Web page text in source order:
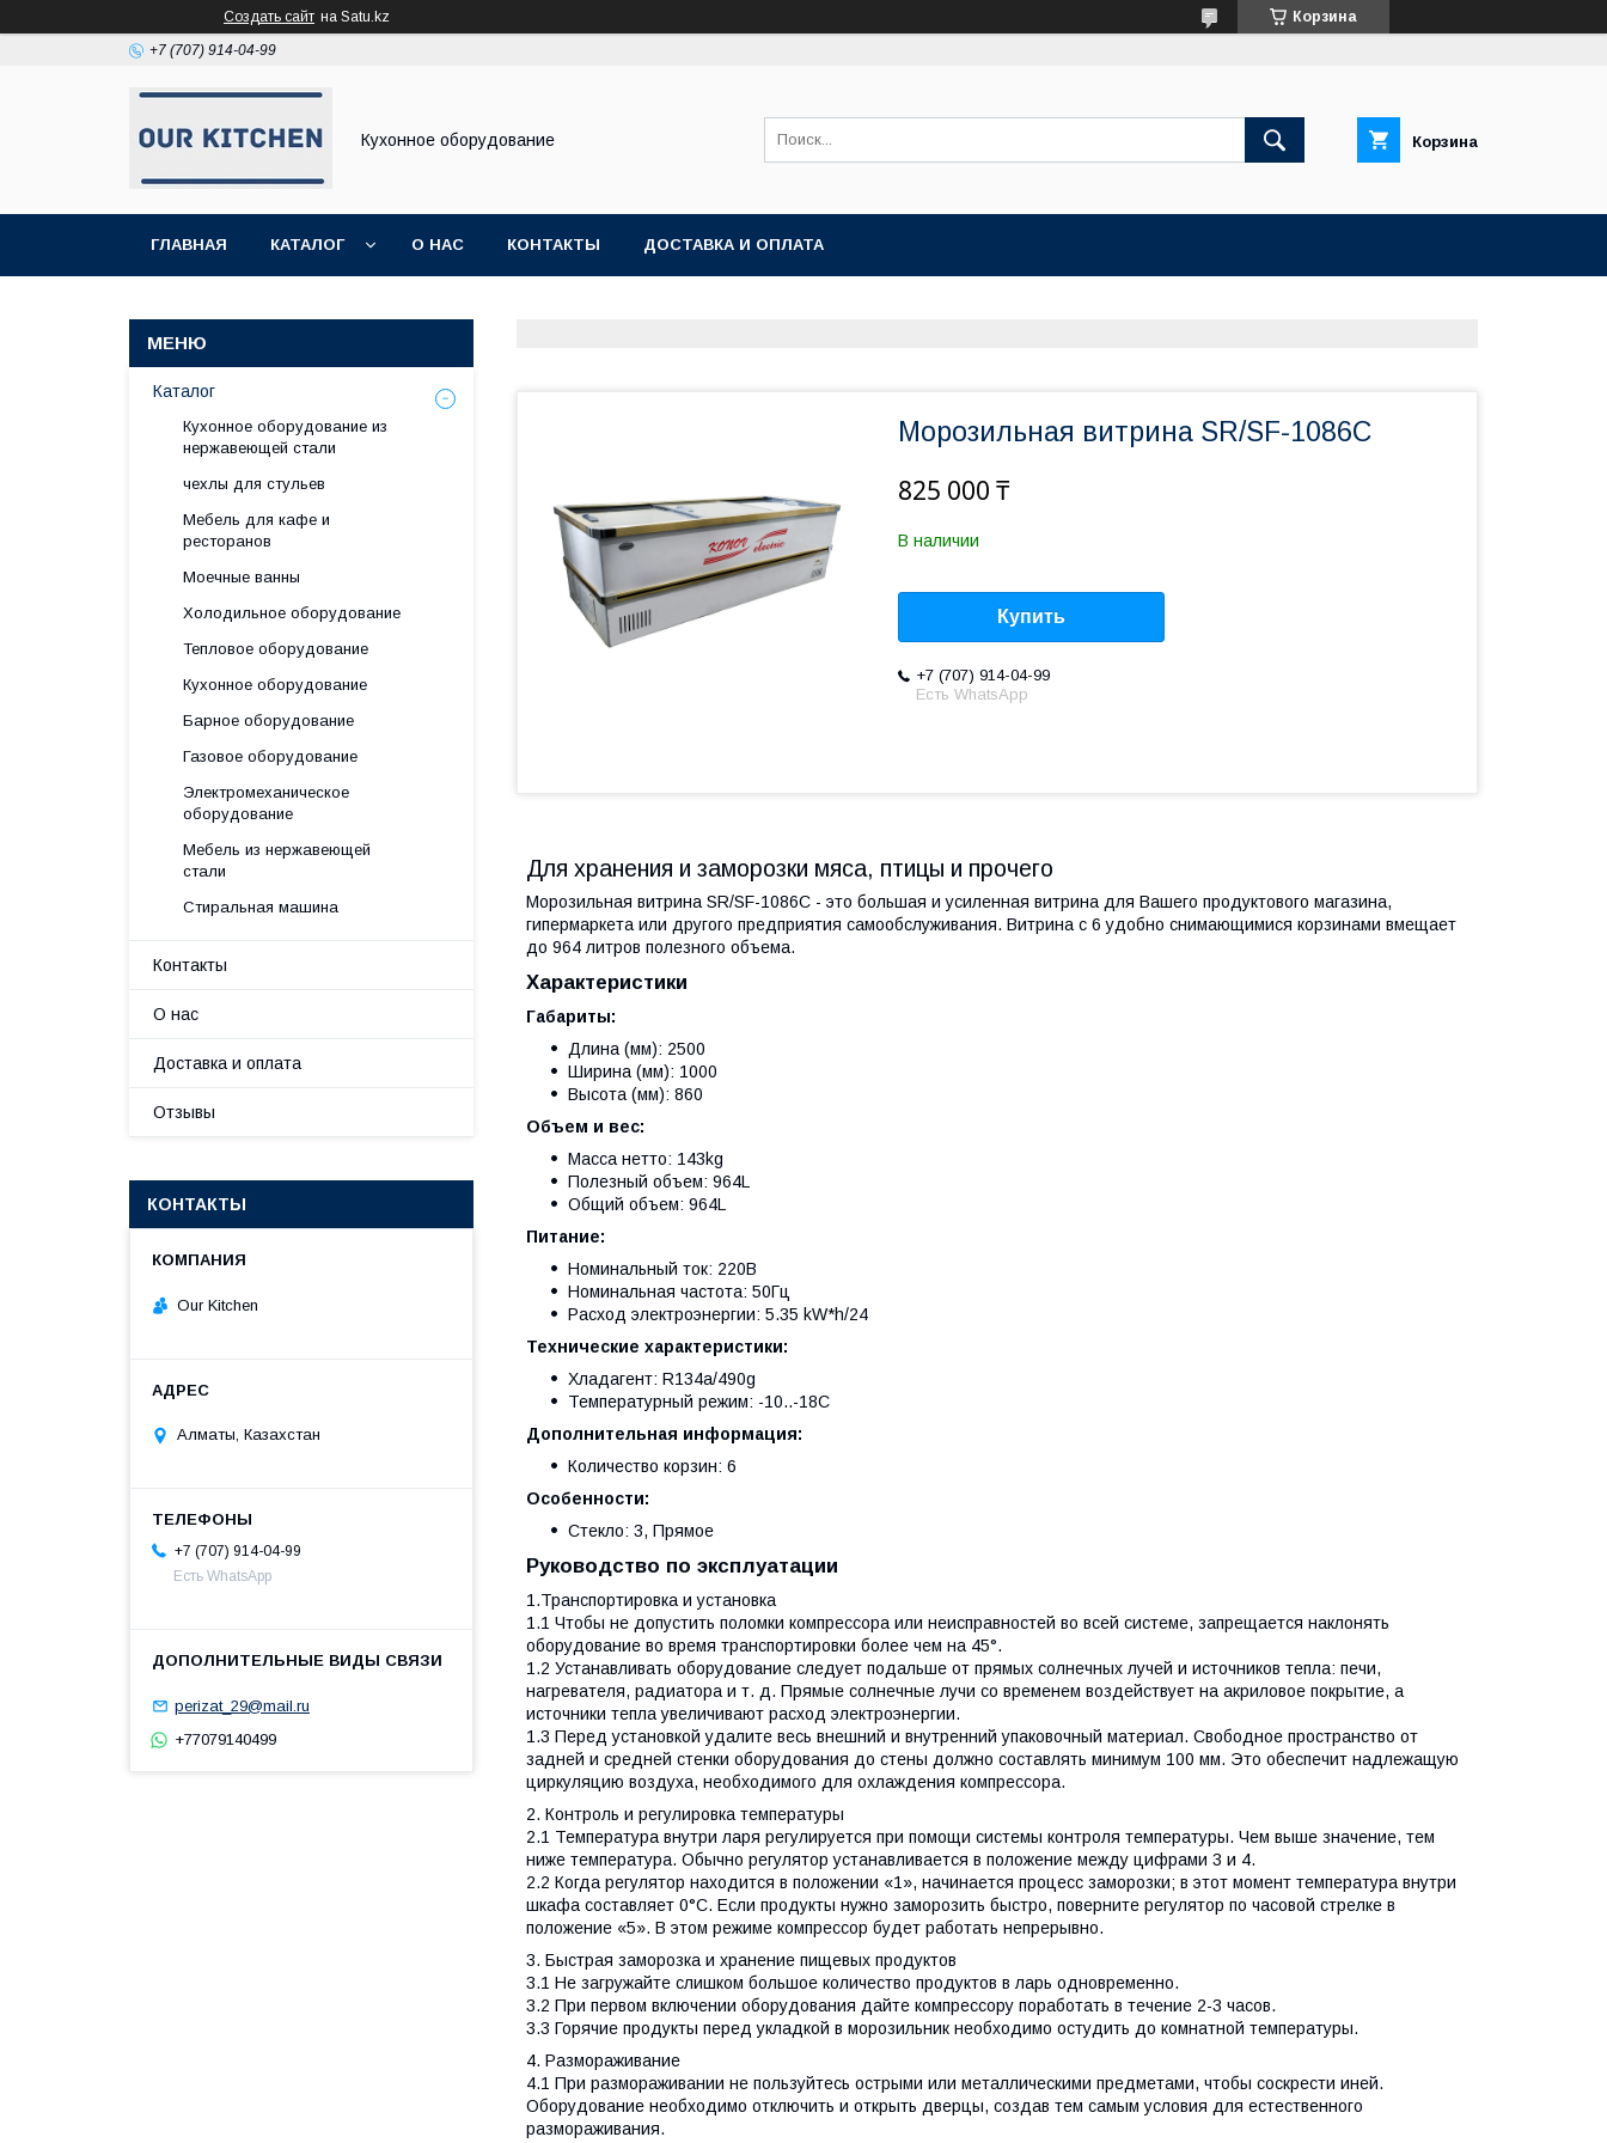
Создать сайт на Satu.kz Корзина
+7 (707) 914-04-99
Кухонное оборудование Корзина
ГЛАВНАЯ КАТАЛОГ О НАС КОНТАКТЫ ДОСТАВКА И ОПЛАТА
Морозильная витрина SR/SF-1086C
825 000 ₸
В наличии
Купить
+7 (707) 914-04-99
Есть WhatsApp
Для хранения и заморозки мяса, птицы и прочего
Морозильная витрина SR/SF-1086C - это большая и усиленная витрина для Вашего продуктового магазина,
гипермаркета или другого предприятия самообслуживания. Витрина с 6 удобно снимающимися корзинами вмещает
до 964 литров полезного объема.
Характеристики
Габариты:
Длина (мм): 2500
Ширина (мм): 1000
Высота (мм): 860
Объем и вес:
Масса нетто: 143kg
Полезный объем: 964L
Общий объем: 964L
Питание:
Номинальный ток: 220В
Номинальная частота: 50Гц
Расход электроэнергии: 5.35 kW*h/24
Технические характеристики:
Хладагент: R134a/490g
Температурный режим: -10..-18C
Дополнительная информация:
Количество корзин: 6
Особенности:
Стекло: 3, Прямое
Руководство по эксплуатации
1.Транспортировка и установка
1.1 Чтобы не допустить поломки компрессора или неисправностей во всей системе, запрещается наклонять
оборудование во время транспортировки более чем на 45°.
1.2 Устанавливать оборудование следует подальше от прямых солнечных лучей и источников тепла: печи,
нагревателя, радиатора и т. д. Прямые солнечные лучи со временем воздействует на акриловое покрытие, а
источники тепла увеличивают расход электроэнергии.
1.3 Перед установкой удалите весь внешний и внутренний упаковочный материал. Свободное пространство от
задней и средней стенки оборудования до стены должно составлять минимум 100 мм. Это обеспечит надлежащую
циркуляцию воздуха, необходимого для охлаждения компрессора.
2. Контроль и регулировка температуры
2.1 Температура внутри ларя регулируется при помощи системы контроля температуры. Чем выше значение, тем
ниже температура. Обычно регулятор устанавливается в положение между цифрами 3 и 4.
2.2 Когда регулятор находится в положении «1», начинается процесс заморозки; в этот момент температура внутри
шкафа составляет 0°С. Если продукты нужно заморозить быстро, поверните регулятор по часовой стрелке в
положение «5». В этом режиме компрессор будет работать непрерывно.
3. Быстрая заморозка и хранение пищевых продуктов
3.1 Не загружайте слишком большое количество продуктов в ларь одновременно.
3.2 При первом включении оборудования дайте компрессору поработать в течение 2-3 часов.
3.3 Горячие продукты перед укладкой в морозильник необходимо остудить до комнатной температуры.
4. Размораживание
4.1 При размораживании не пользуйтесь острыми или металлическими предметами, чтобы соскрести иней.
Оборудование необходимо отключить и открыть дверцы, создав тем самым условия для естественного
размораживания.
Каталог
Кухонное оборудование из
нержавеющей стали
чехлы для стульев
Мебель для кафе и
ресторанов
Моечные ванны
Холодильное оборудование
Тепловое оборудование
Кухонное оборудование
Барное оборудование
Газовое оборудование
Электромеханическое
оборудование
Мебель из нержавеющей
стали
Стиральная машина
Контакты
О нас
Доставка и оплата
Отзывы
КОНТАКТЫ
Our Kitchen
Алматы, Казахстан
+7 (707) 914-04-99
Есть WhatsApp
perizat_29@mail.ru
+77079140499